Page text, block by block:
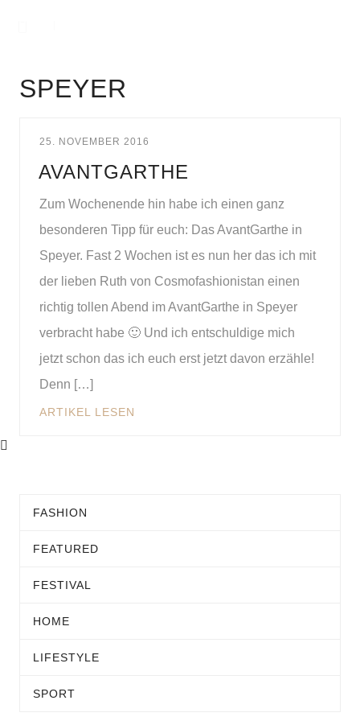
SPEYER
25. NOVEMBER 2016
AVANTGARTHE
Zum Wochenende hin habe ich einen ganz
besonderen Tipp für euch: Das AvantGarthe in
Speyer. Fast 2 Wochen ist es nun her das ich mit
der lieben Ruth von Cosmofashionistan einen
richtig tollen Abend im AvantGarthe in Speyer
verbracht habe 🙂 Und ich entschuldige mich
jetzt schon das ich euch erst jetzt davon erzähle!
Denn […]
ARTIKEL LESEN
FASHION
FEATURED
FESTIVAL
HOME
LIFESTYLE
SPORT